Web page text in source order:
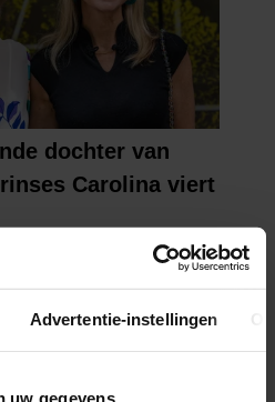
Advertentie-instellingen
uw gegevens